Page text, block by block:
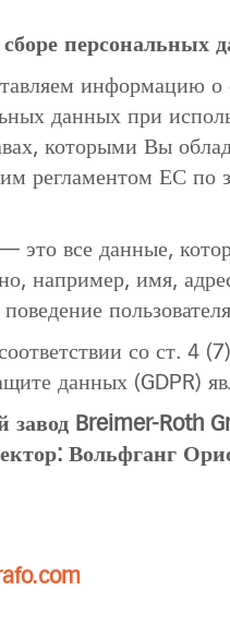
персональных
информацию о
данных при
которыми Вы
регламентом ЕС по
это все данные,
например, имя,
со ст. 4
данных (GDPR)
Breimer-Roth
Вольфганг